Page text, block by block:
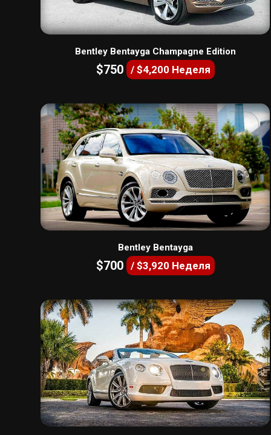
Bentley Bentayga Champagne Edition
$750 / $4,200 Неделя
Bentley Bentayga
$700 / $3,920 Неделя